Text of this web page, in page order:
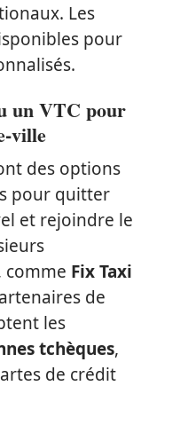
Les
pour
un VTC pour
ville
des options
pour quitter
et rejoindre le
comme Fix Taxi
de
les
tchèques,
de crédit